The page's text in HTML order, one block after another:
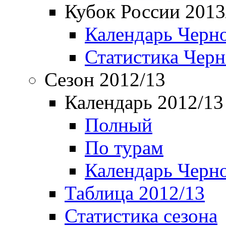
Кубок России
Календарь
Статистика
Сезон 2012/13
Календарь 2012/13
Полный
По турам
Календарь
Таблица 2012/13
Статистика сезона